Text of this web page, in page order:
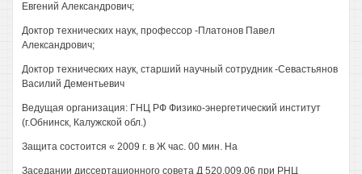
Евгений Александрович;
Доктор технических наук, профессор -Платонов Павел
Александрович;
Доктор технических наук, старший научный сотрудник -Севастьянов
Василий Дементьевич
Ведущая организация: ГНЦ РФ Физико-энергетический институт
(г.Обнинск, Калужской обл.)
Защита состоится « 2009 г. в Ж час. 00 мин. На
Заседании диссертационного совета Д 520.009.06 при РНЦ